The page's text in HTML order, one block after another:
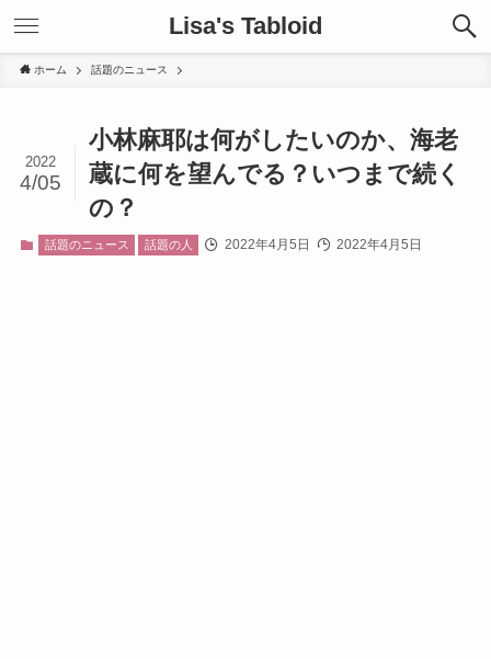
Lisa's Tabloid
ホーム 話題のニュース
小林麻耶は何がしたいのか、海老
蔵に何を望んでる？いつまで続く
の？
2022
4/05
話題のニュース 話題の人 2022年4月5日 2022年4月5日